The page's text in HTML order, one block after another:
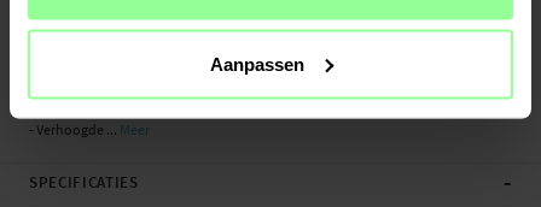
Aanpassen
MagSafe-accessoires zoals opladers en kaarthouders.
- Dunne en gripvriendelijke hoes
- Toegang tot alle knoppen en poorten
- Verhoogde ... Meer
SPECIFICATIES -